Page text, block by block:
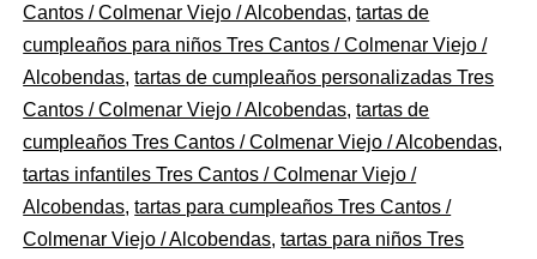
Cantos / Colmenar Viejo / Alcobendas,tartas de
cumpleaños para niños Tres Cantos / Colmenar Viejo /
Alcobendas,tartas de cumpleaños personalizadas Tres
Cantos / Colmenar Viejo / Alcobendas,tartas de
cumpleaños Tres Cantos / Colmenar Viejo / Alcobendas,
tartas infantiles Tres Cantos / Colmenar Viejo /
Alcobendas,tartas para cumpleaños Tres Cantos /
Colmenar Viejo / Alcobendas,tartas para niños Tres